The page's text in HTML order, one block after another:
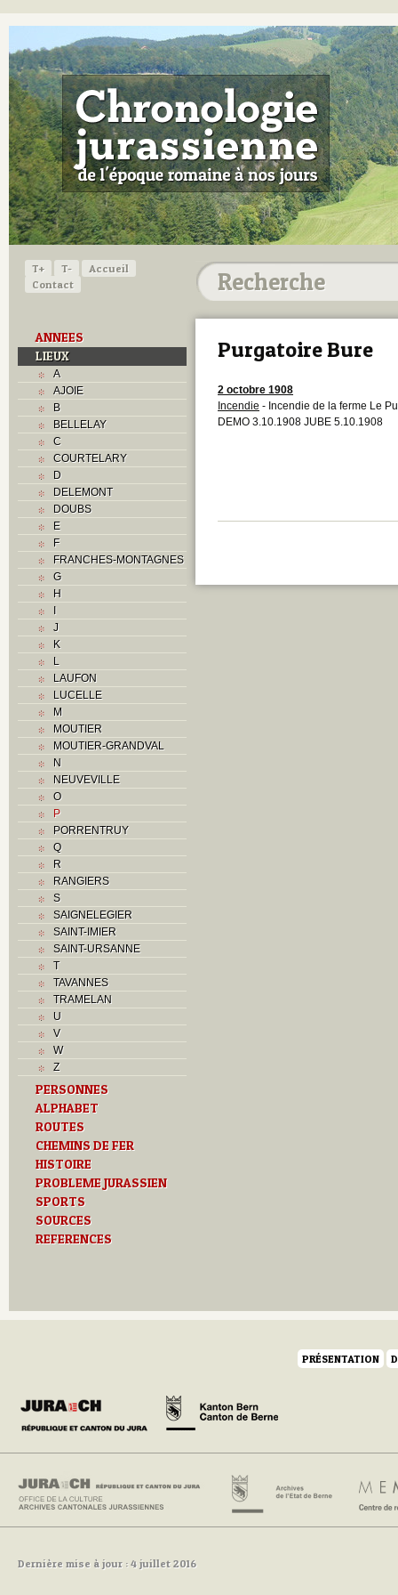
T+ T-
Accueil
Contact
ANNEES
LIEUX
A
AJOIE
B
BELLELAY
C
COURTELARY
D
DELEMONT
DOUBS
E
F
FRANCHES-MONTAGNES
G
H
I
J
K
L
LAUFON
LUCELLE
M
MOUTIER
MOUTIER-GRANDVAL
N
NEUVEVILLE
O
P
PORRENTRUY
Q
R
RANGIERS
S
SAIGNELEGIER
SAINT-IMIER
SAINT-URSANNE
T
TAVANNES
TRAMELAN
U
V
W
Z
PERSONNES
ALPHABET
ROUTES
CHEMINS DE FER
HISTOIRE
PROBLEME JURASSIEN
SPORTS
SOURCES
REFERENCES
Purgatoire Bure
2 octobre 1908
Incendie - Incendie de la ferme Le
DEMO 3.10.1908 JUBE 5.10.1908
PRÉSENTATION
Dernière mise à jour : 4 juillet 2016